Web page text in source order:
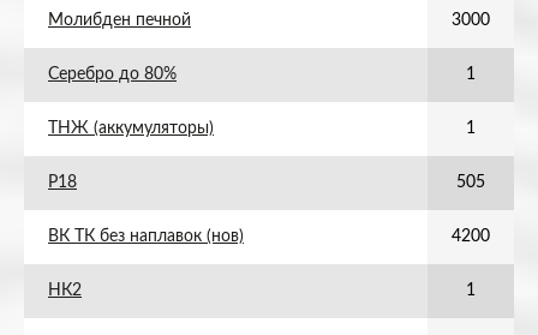
Молибден печной 3000
Серебро до 80% 1
ТНЖ (аккумуляторы) 1
Р18 505
ВК ТК без наплавок (нов) 4200
НК2 1